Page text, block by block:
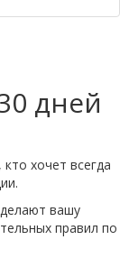
дней
хочет всегда
вашу
правил по